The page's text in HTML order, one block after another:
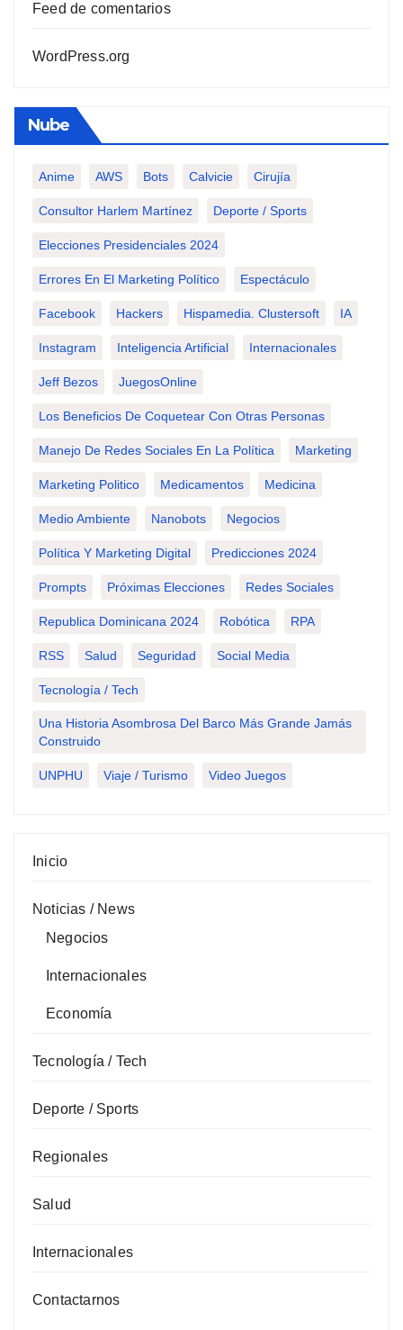
Feed de comentarios
WordPress.org
Nube
Anime AWS Bots Calvicie Cirujía
Consultor Harlem Martínez Deporte / Sports
Elecciones Presidenciales 2024
Errores En El Marketing Político Espectáculo
Facebook Hackers Hispamedia. Clustersoft IA
Instagram Inteligencia Artificial Internacionales
Jeff Bezos JuegosOnline
Los Beneficios De Coquetear Con Otras Personas
Manejo De Redes Sociales En La Política Marketing
Marketing Politico Medicamentos Medicina
Medio Ambiente Nanobots Negocios
Política Y Marketing Digital Predicciones 2024
Prompts Próximas Elecciones Redes Sociales
Republica Dominicana 2024 Robótica RPA
RSS Salud Seguridad Social Media
Tecnología / Tech
Una Historia Asombrosa Del Barco Más Grande Jamás
Construido
UNPHU Viaje / Turismo Video Juegos
Inicio
Noticias / News
Negocios
Internacionales
Economía
Tecnología / Tech
Deporte / Sports
Regionales
Salud
Internacionales
Contactarnos